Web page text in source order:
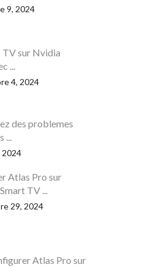
9, 2024
TV sur Nvidia
...
4, 2024
des problemes
...
2024
Atlas Pro sur
TV ...
29, 2024
Atlas Pro sur